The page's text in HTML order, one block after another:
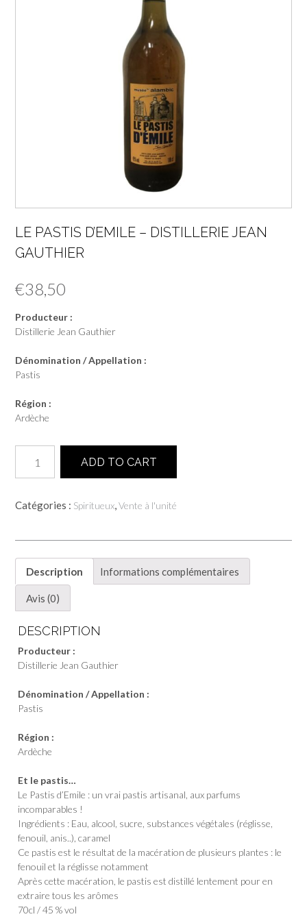
LE PASTIS D’EMILE – DISTILLERIE JEAN
GAUTHIER
€38,50
Producteur :
Distillerie Jean Gauthier
Dénomination / Appellation :
Pastis
Région :
Ardèche
Le
d'Emile
Distillerie
Gauthier
ADD TO CART
Catégories : Spiritueux,Vente à l'unité
Description Informations complémentaires
Avis (0)
DESCRIPTION
Producteur :
Distillerie Jean Gauthier
Dénomination / Appellation :
Pastis
Région :
Ardèche
Et le pastis…
Le Pastis d’Emile : un vrai pastis artisanal, aux parfums
incomparables !
Ingrédients : Eau, alcool, sucre, substances végétales (réglisse,
fenouil, anis..), caramel
Ce pastis est le résultat de la macération de plusieurs plantes : le
fenouil et la réglisse notamment
Après cette macération, le pastis est distillé lentement pour en
extraire tous les arômes
70cl / 45 % vol